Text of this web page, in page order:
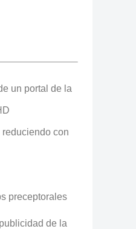
un portal de la
con
preceptorales
de la